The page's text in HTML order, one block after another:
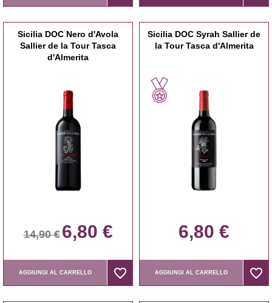
Sicilia DOC Nero d'Avola
Sallier de la Tour Tasca
d'Almerita
14,90 € 6,80 €
AGGIUNGI AL CARRELLO favorite_border
favorite_border
Sicilia DOC Syrah Sallier de
la Tour Tasca d'Almerita
6,80 €
AGGIUNGI AL CARRELLO favorite_border
favorite_border